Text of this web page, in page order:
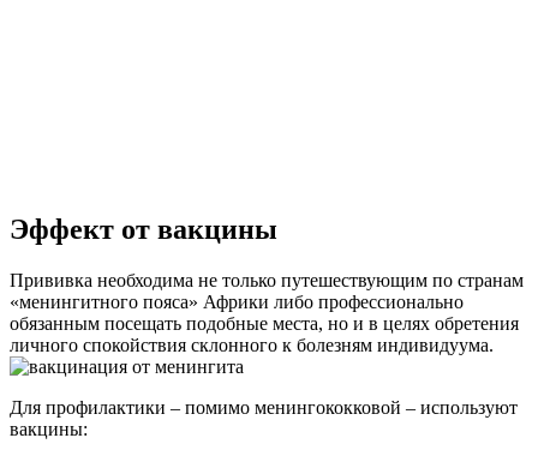
Эффект от вакцины
Прививка необходима не только путешествующим по странам
«менингитного пояса» Африки либо профессионально
обязанным посещать подобные места, но и в целях обретения
личного спокойствия склонного к болезням индивидуума.
Для профилактики – помимо менингококковой – используют
вакцины: